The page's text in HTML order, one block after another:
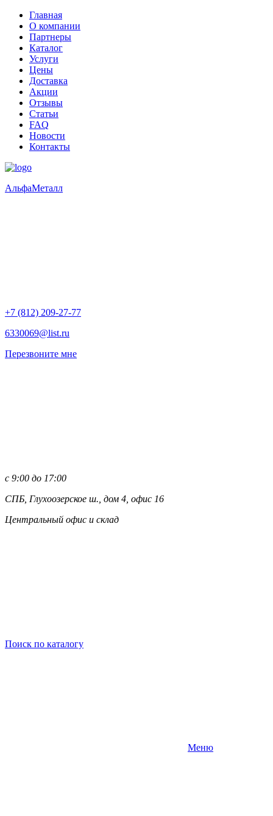
Главная
О компании
Партнеры
Каталог
Услуги
Цены
Доставка
Акции
Отзывы
Статьи
FAQ
Новости
Контакты
АльфаМеталл
+7 (812) 209-27-77
6330069@list.ru
Перезвоните мне
с 9:00 до 17:00
СПБ, Глухоозерское ш., дом 4, офис 16
Центральный офис и склад
Поиск по каталогу
Меню